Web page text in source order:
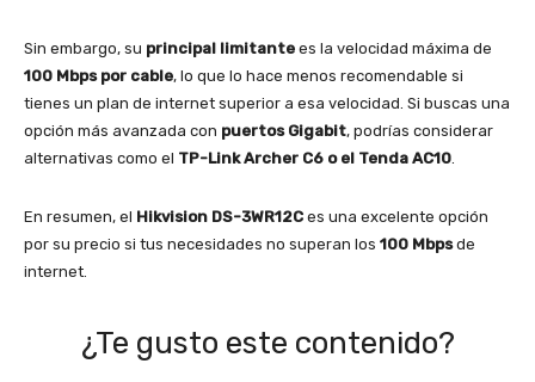
Sin embargo, su principal limitante es la velocidad máxima de
100 Mbps por cable, lo que lo hace menos recomendable si
tienes un plan de internet superior a esa velocidad. Si buscas una
opción más avanzada con puertos Gigabit, podrías considerar
alternativas como el TP-Link Archer C6 o el Tenda AC10.
En resumen, el Hikvision DS-3WR12C es una excelente opción
por su precio si tus necesidades no superan los 100 Mbpsde
internet.
¿Te gusto este contenido?